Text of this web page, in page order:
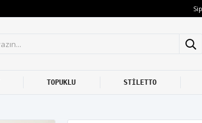
TOPUKLU STİLETTO